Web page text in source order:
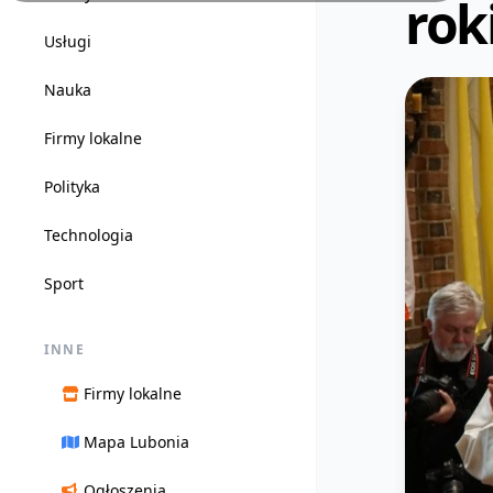
Usługi
Nauka
Firmy lokalne
Polityka
Technologia
Sport
INNE
Firmy lokalne
Mapa Lubonia